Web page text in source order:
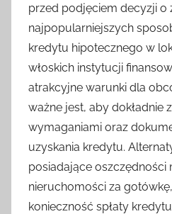
przed podjęciem decyzji o
najpopularniejszych
kredytu hipotecznego w
włoskich instytucji
atrakcyjne warunki dla
ważne jest, aby dokładnie
wymaganiami oraz
uzyskania kredytu.
posiadające
nieruchomości za
konieczność spłaty